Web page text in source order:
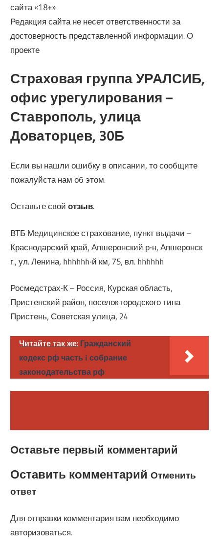
сайта «18+»
Редакция сайта не несет ответственности за
достоверность представленной информации. О
проекте
Страховая группа УРАЛСИБ,
офис урегулирования –
Ставрополь, улица
Доваторцев, 30Б
Если вы нашли ошибку в описании, то сообщите
пожалуйста нам об этом.
Оставьте свойотзыв.
ВТБ Медицинское страхование, пункт выдачи –
Краснодарский край, Апшеронский р-н, Апшеронск
г., ул. Ленина, hhhhhh-й км, 75, вл. hhhhhh
Росмедстрах-К – Россия, Курская область,
Пристенский район, поселок городского типа
Пристень, Советская улица, 24
Читайте так же: Гражданский
кодекс рф часть i собрание
законодательства рф
Оставьте первый комментарий
Оставить комментарийОтменить
ответ
Для отправки комментария вам необходимо
авторизоваться.